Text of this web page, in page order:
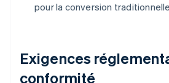
pour la conversion
Exigences
conformité